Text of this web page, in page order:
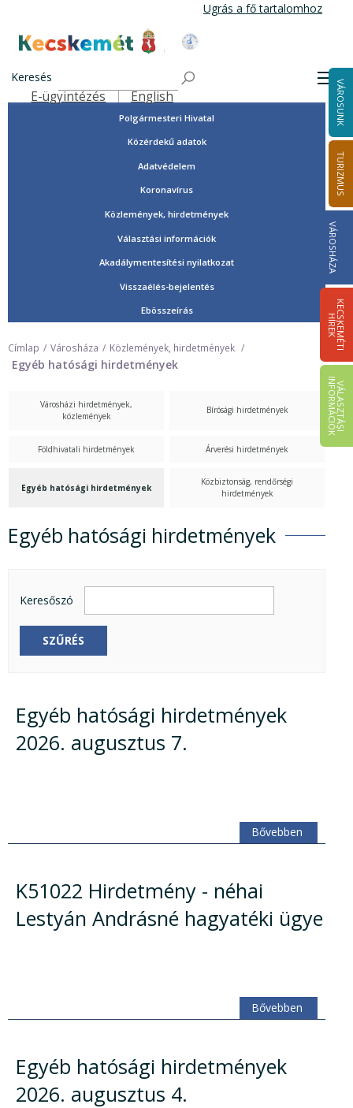
tartalomra
Ugrás a fő tartalomhoz
Kecskemét Város Honlapja
Keresés
Felső navigáció
E-ügyintézés English VÁROSUNK
TURIZMUS
VÁROSHÁZA
K
E
C
S
K
E
M
É
T
I
HÍ
R
E
K
V
Á
L
A
S
Z
T
Á
S
I
IN
F
O
R
M
Á
C
I
Ó
K
Tisztségviselők, képviselők
Országgyűlési képviselők
Önkormányzat
Polgármesteri Hivatal
Közérdekű adatok
Adatvédelem
Koronavírus
Közlemények, hirdetmények
Választási információk
Akadálymentesítési nyilatkozat
Visszaélés-bejelentés
Ebösszeírás
Címlap Városháza Közlemények, hirdetmények
Egyéb hatósági hirdetmények
Városházi hirdetmények,
közlemények
Bírósági hirdetmények
Földhivatali hirdetmények Árverési hirdetmények
Egyéb hatósági hirdetmények
Közbiztonság, rendőrségi
hirdetmények
Egyéb hatósági hirdetmények
Egyéb hatósági hirdetmények
Keresőszó
SZŰRÉS
Egyéb hatósági hirdetmények
2026. augusztus 7.
Bővebben
K51022 Hirdetmény - néhai
Lestyán Andrásné hagyatéki ügye
Bővebben
Egyéb hatósági hirdetmények
2026. augusztus 4.